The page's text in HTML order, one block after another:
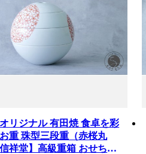
リジナル 有田焼 食卓を彩
重 珠型三段重（赤桜丸
祥堂】高級重箱 おせち料